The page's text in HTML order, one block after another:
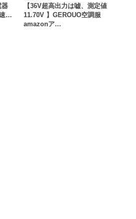
器
速…
【36V超高出力は嘘、測定値
11.70V 】GEROUO空調服
amazonア…